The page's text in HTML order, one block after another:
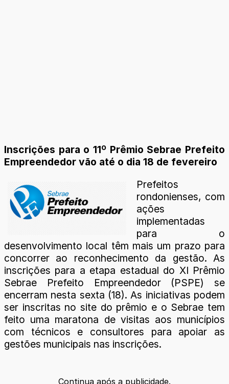
Inscrições para o 11º Prêmio Sebrae Prefeito
Empreendedor vão até o dia 18 de fevereiro
Prefeitos
rondonienses, com
ações
implementadas
para o
desenvolvimento local têm mais um prazo para
concorrer ao reconhecimento da gestão. As
inscrições para a etapa estadual do XI Prêmio
Sebrae Prefeito Empreendedor (PSPE) se
encerram nesta sexta (18). As iniciativas podem
ser inscritas no site do prêmio e o Sebrae tem
feito uma maratona de visitas aos municípios
com técnicos e consultores para apoiar as
gestões municipais nas inscrições.
Continua após a publicidade.